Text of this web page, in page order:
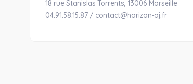
18 rue Stanislas Torrents, 13006 Marseille
04.91.58.15.87 / contact@horizon-aj.fr